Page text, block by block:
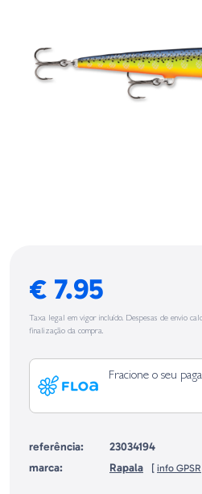
€ 7.95
Taxa legal em vigor incluído. Despesas de envio
finalização da compra.
Fracione o seu
referência:
23034194
marca:
Rapala [ info GPSR